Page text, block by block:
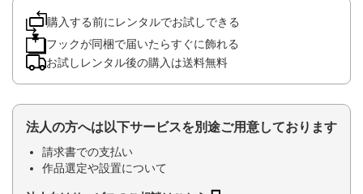
購入する前にレンタルでお試しできる
フックが同梱で届いたらすぐに飾れる
お試しレンタル後の購入は送料無料
法人の方へは以下サービスを別途ご用意しております
請求書での支払い
作品選定や設置について